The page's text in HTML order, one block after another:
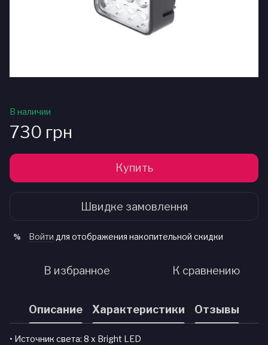
В наличии
730 грн
Купить
Швидке замовлення
% Войти для отображения накопительной скидки
В избранное К сравнению
Описание Характеристики Отзывы
• Источник света: 8 x Bright LED